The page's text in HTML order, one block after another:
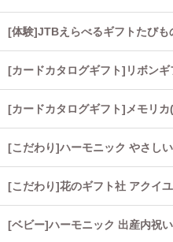
[体験]JTBえらべるギフトたびも
[カードカタログギフト]リボンギ
[カードカタログギフト]メモリ
[こだわり]ハーモニック やさし
[こだわり]花のギフト社 アクイユ
[ベビー]ハーモニック 出産内祝